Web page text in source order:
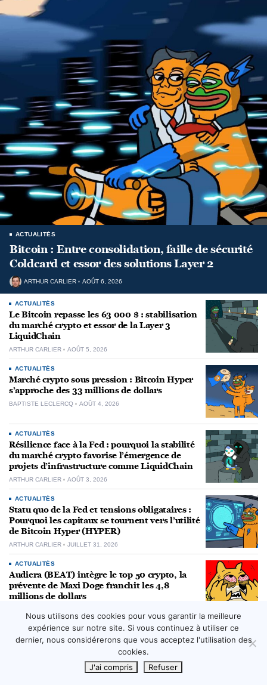
ACTUALITÉS
Bitcoin : Entre consolidation, faille de sécurité
Coldcard et essor des solutions Layer 2
ARTHUR CARLIER AOÛT 6, 2026
ACTUALITÉS
Le Bitcoin repasse les 63 000 $ : stabilisation
du marché crypto et essor de la Layer 3
LiquidChain
ARTHUR CARLIER AOÛT 5, 2026
ACTUALITÉS
Marché crypto sous pression : Bitcoin Hyper
s’approche des 33 millions de dollars
BAPTISTE LECLERCQ AOÛT 4, 2026
ACTUALITÉS
Résilience face à la Fed : pourquoi la stabilité
du marché crypto favorise l’émergence de
projets d’infrastructure comme LiquidChain
ARTHUR CARLIER AOÛT 3, 2026
ACTUALITÉS
Statu quo de la Fed et tensions obligataires :
Pourquoi les capitaux se tournent vers l’utilité
de Bitcoin Hyper (HYPER)
ARTHUR CARLIER JUILLET 31, 2026
ACTUALITÉS
Audiera (BEAT) intègre le top 50 crypto, la
prévente de Maxi Doge franchit les 4,8
millions de dollars
ACTUALITÉS
Pourquoi la macroéconomie pousse les
capitaux vers les infrastructures Bitcoin L2
JUILLET 29, 2026
Nous utilisons des cookies pour vous garantir la meilleure
expérience sur notre site. Si vous continuez à utiliser ce
dernier, nous considérerons que vous acceptez l'utilisation des
cookies.
J'ai compris
Refuser